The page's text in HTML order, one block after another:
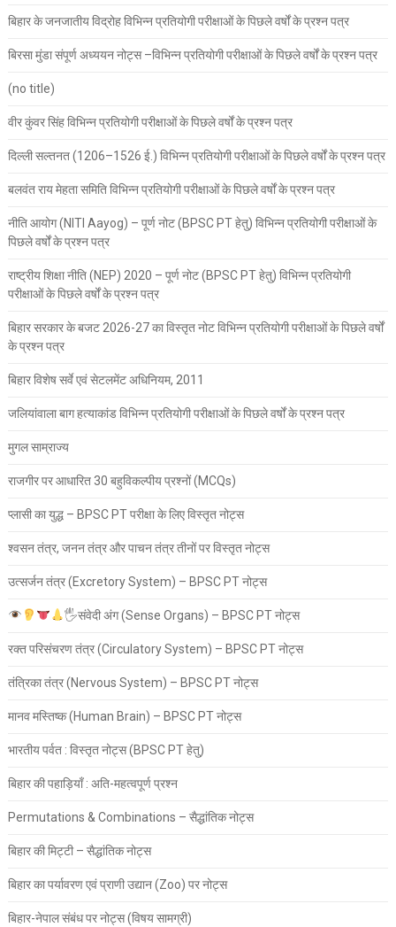
बिहार के जनजातीय विद्रोह विभिन्न प्रतियोगी परीक्षाओं के पिछले वर्षों के प्रश्न पत्र
बिरसा मुंडा संपूर्ण अध्ययन नोट्स –विभिन्न प्रतियोगी परीक्षाओं के पिछले वर्षों के प्रश्न पत्र
(no title)
वीर कुंवर सिंह विभिन्न प्रतियोगी परीक्षाओं के पिछले वर्षों के प्रश्न पत्र
दिल्ली सल्तनत (1206–1526 ई.) विभिन्न प्रतियोगी परीक्षाओं के पिछले वर्षों के प्रश्न पत्र
बलवंत राय मेहता समिति विभिन्न प्रतियोगी परीक्षाओं के पिछले वर्षों के प्रश्न पत्र
नीति आयोग (NITI Aayog) – पूर्ण नोट (BPSC PT हेतु) विभिन्न प्रतियोगी परीक्षाओं के
पिछले वर्षों के प्रश्न पत्र
राष्ट्रीय शिक्षा नीति (NEP) 2020 – पूर्ण नोट (BPSC PT हेतु) विभिन्न प्रतियोगी
परीक्षाओं के पिछले वर्षों के प्रश्न पत्र
बिहार सरकार के बजट 2026-27 का विस्तृत नोट विभिन्न प्रतियोगी परीक्षाओं के पिछले वर्षों
के प्रश्न पत्र
बिहार विशेष सर्वे एवं सेटलमेंट अधिनियम, 2011
जलियांवाला बाग हत्याकांड विभिन्न प्रतियोगी परीक्षाओं के पिछले वर्षों के प्रश्न पत्र
मुगल साम्राज्य
राजगीर पर आधारित 30 बहुविकल्पीय प्रश्नों (MCQs)
प्लासी का युद्ध – BPSC PT परीक्षा के लिए विस्तृत नोट्स
श्वसन तंत्र, जनन तंत्र और पाचन तंत्र तीनों पर विस्तृत नोट्स
उत्सर्जन तंत्र (Excretory System) – BPSC PT नोट्स
🖐संवेदी अंग (Sense Organs) – BPSC PT नोट्स
रक्त परिसंचरण तंत्र (Circulatory System) – BPSC PT नोट्स
तंत्रिका तंत्र (Nervous System) – BPSC PT नोट्स
मानव मस्तिष्क (Human Brain) – BPSC PT नोट्स
भारतीय पर्वत : विस्तृत नोट्स (BPSC PT हेतु)
बिहार की पहाड़ियाँ : अति-महत्वपूर्ण प्रश्न
Permutations & Combinations – सैद्धांतिक नोट्स
बिहार की मिट्टी – सैद्धांतिक नोट्स
बिहार का पर्यावरण एवं प्राणी उद्यान (Zoo) पर नोट्स
बिहार-नेपाल संबंध पर नोट्स (विषय सामग्री)